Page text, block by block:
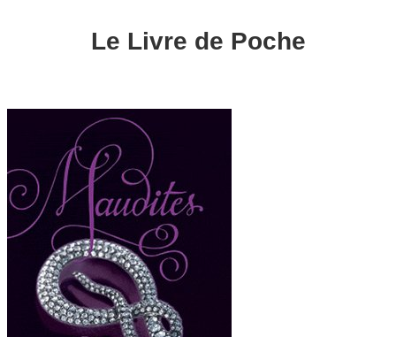
Le Livre de Poche